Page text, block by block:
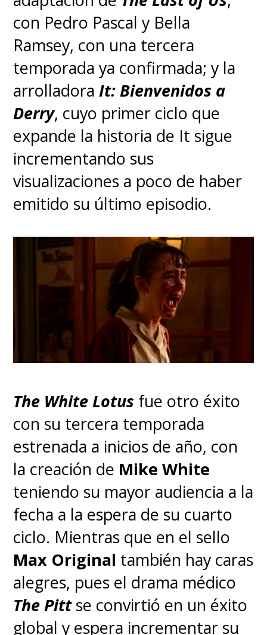
tan queridos", expresaron
Francesca Gardiner,
showrunner y productora
ejecutiva, yMark Mylod,
director de varios episodios y
también productor ejecutivo.
Rowling, que se ha
transformado en una figura
por sus comentarios hacia la
comunidad trans, será una de
las productoras y declaró que
"
l compromiso de Max de
preservar la integridad de mis
libros es importante para mí,
parte de esta nueva
adaptación que permitirá un
grado de profundidad y
detalle que solo ofrece una
serie de televisión de larga
duración ".
Ahora, falta conocer lo más
importante:los actores que
darán vida a las nuevas
con Pedro Pascal y Bella
Ramsey, con una tercera
temporada ya confirmada; y la
arrolladoraIt: Bienvenidos a
Derry, cuyo primer ciclo que
expande la historia de It sigue
incrementando sus
visualizaciones a poco de haber
emitido su último episodio.
The White Lotus fue otro éxito
con su tercera temporada
estrenada a inicios de año, con
la creación de Mike White
teniendo su mayor audiencia a la
fecha a la espera de su cuarto
ciclo. Mientras que en el sello
Max Original también hay caras
alegres, pues el drama médico
The Pittse convirtió en un éxito
global y espera incrementar su